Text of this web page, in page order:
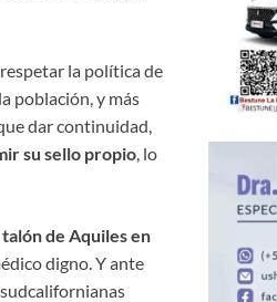
la política de
población, y más
dar continuidad,
su sello propio , lo
de Aquiles en
digno. Y ante